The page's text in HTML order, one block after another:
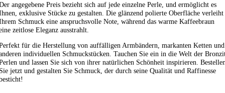
angegebene Preis bezieht sich auf jede einzelne Perle, und ermöglicht es
exklusive Stücke zu gestalten. Die glänzend polierte Oberfläche verleiht
Schmuck eine anspruchsvolle Note, während das warme Kaffeebraun
zeitlose Eleganz ausstrahlt.
für die Herstellung von auffälligen Armbändern, markanten Ketten und
individuellen Schmuckstücken. Tauchen Sie ein in die Welt der
und lassen Sie sich von ihrer natürlichen Schönheit inspirieren.
jetzt und gestalten Sie Schmuck, der durch seine Qualität und Raffinesse